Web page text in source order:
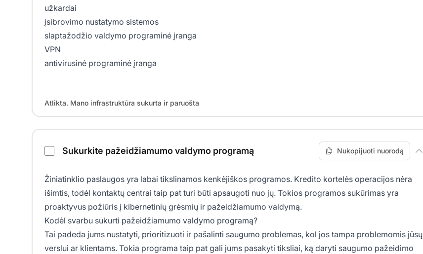
užkardai
įsibrovimo nustatymo sistemos
slaptažodžio valdymo programinė įranga
VPN
antivirusinė programinė įranga
Atlikta. Mano infrastruktūra sukurta ir paruošta
Sukurkite pažeidžiamumo valdymo programą Nukopijuoti nuorodą
Žiniatinklio paslaugos yra labai tikslinamos kenkėjiškos programos. Kredito kortelės operacijos nėra
išimtis, todėl kontaktų centrai taip pat turi būti apsaugoti nuo jų. Tokios programos sukūrimas yra
proaktyvus požiūris į kibernetinių grėsmių ir pažeidžiamumo valdymą.
Kodėl svarbu sukurti pažeidžiamumo valdymo programą?
Tai padeda jums nustatyti, prioritizuoti ir pašalinti saugumo problemas, kol jos tampa problemomis jūsų
verslui ar klientams. Tokia programa taip pat gali jums pasakyti tiksliai, ką daryti saugumo pažeidimo